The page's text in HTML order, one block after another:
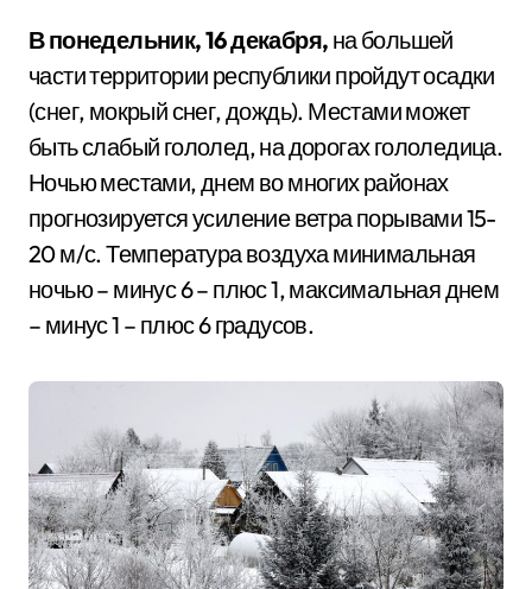
В понедельник, 16 декабря, на большей
части территории республики пройдут осадки
(снег, мокрый снег, дождь). Местами может
быть слабый гололед, на дорогах гололедица.
Ночью местами, днем во многих районах
прогнозируется усиление ветра порывами 15-
20 м/с. Температура воздуха минимальная
ночью – минус 6 – плюс 1, максимальная днем
– минус 1 – плюс 6 градусов.